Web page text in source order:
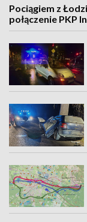
Pociągiem z
połączenie PKP